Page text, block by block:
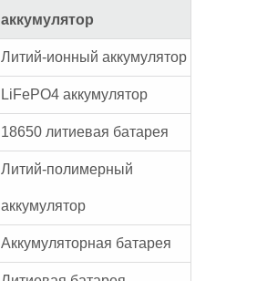
аккумулятор
Литий-ионный аккумулятор
LiFePO4 аккумулятор
18650 литиевая батарея
Литий-полимерный
аккумулятор
Аккумуляторная батарея